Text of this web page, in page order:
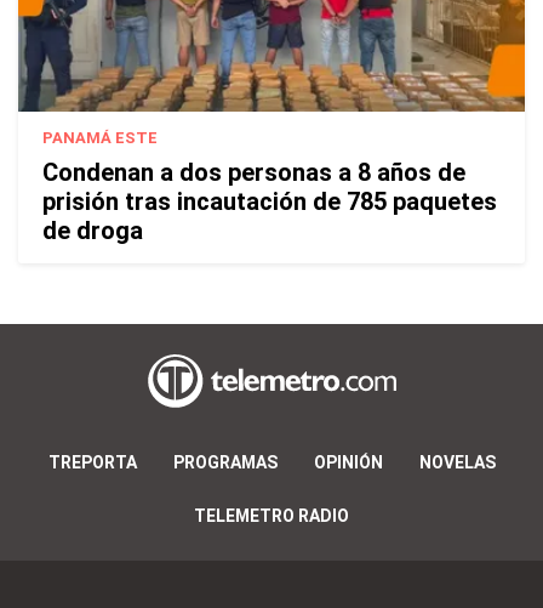
PANAMÁ ESTE
Condenan a dos personas a 8 años de
prisión tras incautación de 785 paquetes
de droga
TREPORTA PROGRAMAS OPINIÓN NOVELAS
TELEMETRO RADIO